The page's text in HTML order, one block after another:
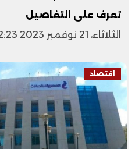
تعرف على التفاصيل
الثلاثاء، 21 نوفمبر 2023 12:23 م
اقتصاد